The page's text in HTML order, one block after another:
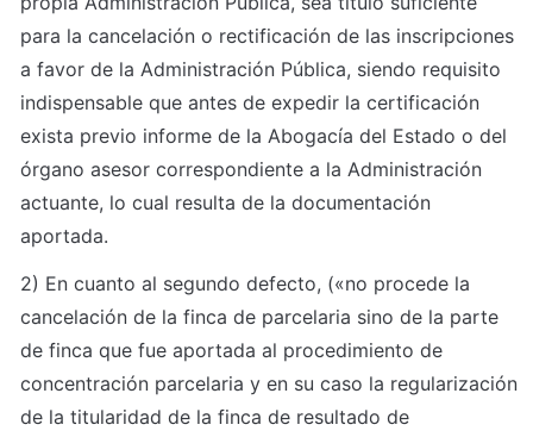
para la cancelación o rectificación de las inscripciones
a favor de la Administración Pública, siendo requisito
indispensable que antes de expedir la certificación
exista previo informe de la Abogacía del Estado o del
órgano asesor correspondiente a la Administración
actuante, lo cual resulta de la documentación
aportada.
2) En cuanto al segundo defecto, («no procede la
cancelación de la finca de parcelaria sino de la parte
de finca que fue aportada al procedimiento de
concentración parcelaria y en su caso la regularización
de la titularidad de la finca de resultado de